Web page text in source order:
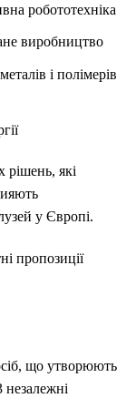
робототехніка
виробництво
і полімерів
рішень, які
у Європі.
пропозиції
що утворюють